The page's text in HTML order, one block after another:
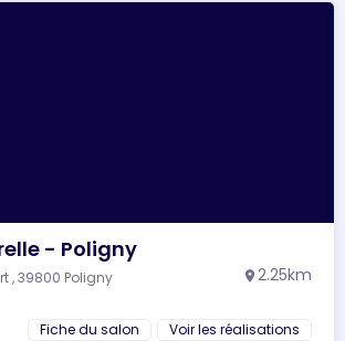
- Poligny
, 39800 Poligny location_on 2.25km
Fiche du salon Voir les réalisations